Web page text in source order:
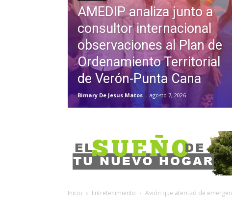
AMEDIP analiza junto a
consultor internacional
observaciones al Plan de
Ordenamiento Territorial
de Verón-Punta Cana
Bimary De Jesus Matos - agosto 7, 2026
Inicio Entretenimiento Avión que aterrizó de